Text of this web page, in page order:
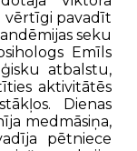
vērtīgi pavadīt
seku
Emīls
atbalstu,
aktivitātēs
Dienas
medmāsiņa,
pētniece